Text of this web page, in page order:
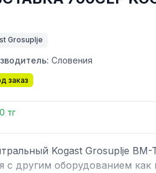
Grosuplje
Словения
заказ
тг
Kogast Grosuplje BM-
с другим оборудованием